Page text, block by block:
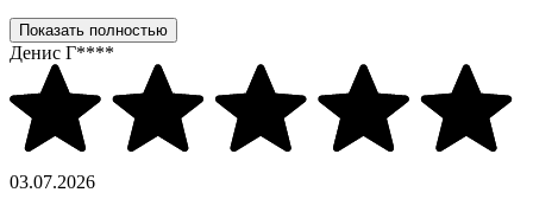
Показать полностью
Денис Г****
03.07.2026